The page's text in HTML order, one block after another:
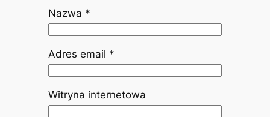
Nazwa *
Adres email *
Witryna internetowa